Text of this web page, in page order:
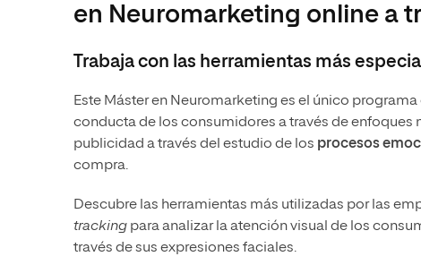
Música
Artes
en Neuromarketing online a
Trabaja con las herramientas más
Este Máster en Neuromarketing es el único
conducta de los consumidores a través de enfoques
publicidad a través del estudio de los procesos
compra.
Descubre las herramientas más utilizadas por las
tracking para analizar la atención visual de los
través de sus expresiones faciales.